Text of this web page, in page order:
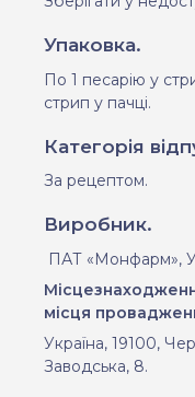
Упаковка.
По 1 песарію у
стрип у пачці.
Категорія
За рецептом.
Виробник.
ПАТ «Монфарм»,
місця
Україна, 19100,
Заводська, 8.